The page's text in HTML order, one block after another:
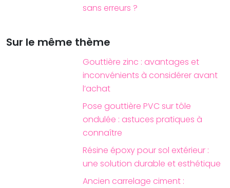
sans erreurs ?
Sur le même thème
Gouttière zinc : avantages et
inconvénients à considérer avant
l’achat
Pose gouttière PVC sur tôle
ondulée : astuces pratiques à
connaître
Résine époxy pour sol extérieur :
une solution durable et esthétique
Ancien carrelage ciment :